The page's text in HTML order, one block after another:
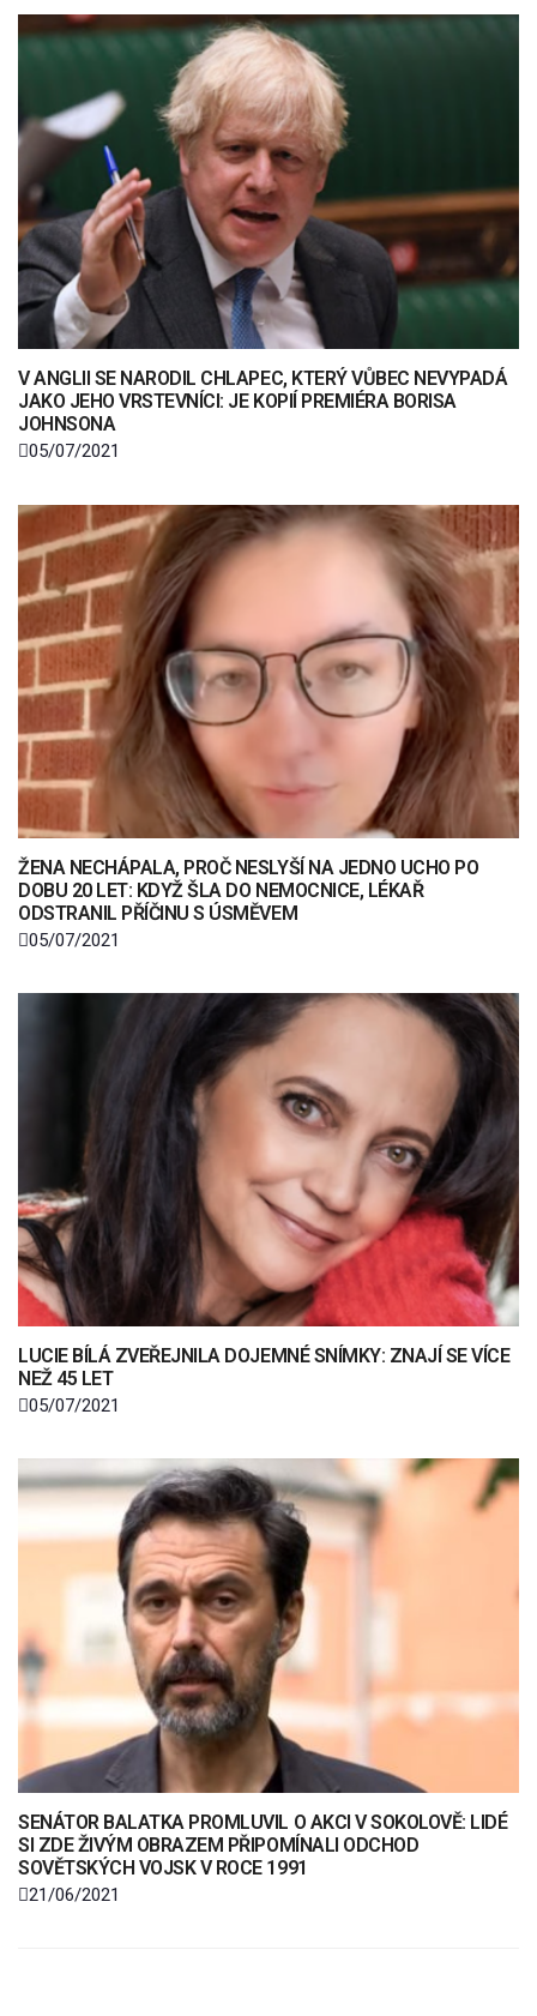
V ANGLII SE NARODIL CHLAPEC, KTERÝ VŮBEC NEVYPADÁ
JAKO JEHO VRSTEVNÍCI: JE KOPIÍ PREMIÉRA BORISA
JOHNSONA
05/07/2021
ŽENA NECHÁPALA, PROČ NESLYŠÍ NA JEDNO UCHO PO
DOBU 20 LET: KDYŽ ŠLA DO NEMOCNICE, LÉKAŘ
ODSTRANIL PŘÍČINU S ÚSMĚVEM
05/07/2021
LUCIE BÍLÁ ZVEŘEJNILA DOJEMNÉ SNÍMKY: ZNAJÍ SE VÍCE
NEŽ 45 LET
05/07/2021
SENÁTOR BALATKA PROMLUVIL O AKCI V SOKOLOVĚ: LIDÉ
SI ZDE ŽIVÝM OBRAZEM PŘIPOMÍNALI ODCHOD
SOVĚTSKÝCH VOJSK V ROCE 1991
21/06/2021